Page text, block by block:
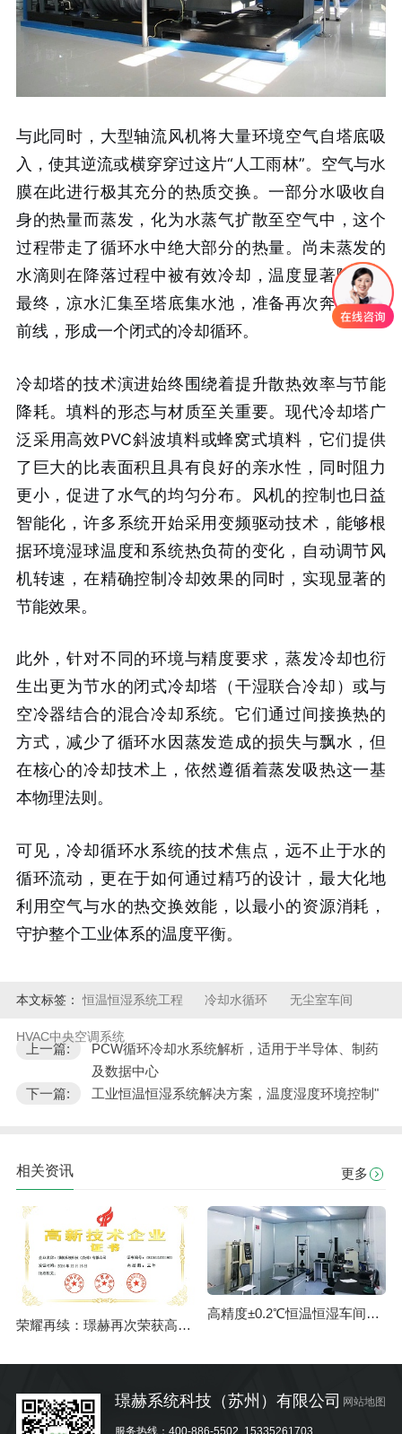
与此同时，大型轴流风机将大量环境空气自塔底吸
入，使其逆流或横穿穿过这片“人工雨林”。空气与水
膜在此进行极其充分的热质交换。一部分水吸收自
身的热量而蒸发，化为水蒸气扩散至空气中，这个
过程带走了循环水中绝大部分的热量。尚未蒸发的
水滴则在降落过程中被有效冷却，温度显著降低。
最终，凉水汇集至塔底集水池，准备再次奔赴换热
前线，形成一个闭式的冷却循环。
冷却塔的技术演进始终围绕着提升散热效率与节能
降耗。填料的形态与材质至关重要。现代冷却塔广
泛采用高效PVC斜波填料或蜂窝式填料，它们提供
了巨大的比表面积且具有良好的亲水性，同时阻力
更小，促进了水气的均匀分布。风机的控制也日益
智能化，许多系统开始采用变频驱动技术，能够根
据环境湿球温度和系统热负荷的变化，自动调节风
机转速，在精确控制冷却效果的同时，实现显著的
节能效果。
此外，针对不同的环境与精度要求，蒸发冷却也衍
生出更为节水的闭式冷却塔（干湿联合冷却）或与
空冷器结合的混合冷却系统。它们通过间接换热的
方式，减少了循环水因蒸发造成的损失与飘水，但
在核心的冷却技术上，依然遵循着蒸发吸热这一基
本物理法则。
可见，冷却循环水系统的技术焦点，远不止于水的
循环流动，更在于如何通过精巧的设计，最大化地
利用空气与水的热交换效能，以最小的资源消耗，
守护整个工业体系的温度平衡。
本文标签： 恒温恒湿系统工程 冷却水循环 无尘室车间
HVAC中央空调系统
上一篇:
PCW循环冷却水系统解析，适用于半导体、制药
及数据中心
下一篇:
工业恒温恒湿系统解决方案，温度湿度环境控制"
相关资讯 更多
荣耀再续：璟赫再次荣获高新技术企业认证！
高精度±0.2℃恒温恒湿车间厂房控制技术，适用激光焊接，精密加工
璟赫系统科技（苏州）有限公司 网站地图
服务热线： 400-886-5502 15335261703